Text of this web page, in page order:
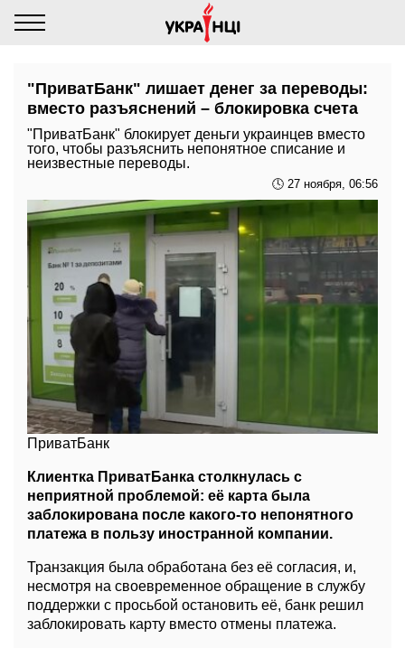
"ПриватБанк" лишает денег за переводы:
вместо разъяснений – блокировка счета
"ПриватБанк" блокирует деньги украинцев вместо
того, чтобы разъяснить непонятное списание и
неизвестные переводы.
🕓 27 ноября, 06:56
ПриватБанк
Клиентка ПриватБанка столкнулась с
неприятной проблемой: её карта была
заблокирована после какого-то непонятного
платежа в пользу иностранной компании.
Транзакция была обработана без её согласия, и,
несмотря на своевременное обращение в службу
поддержки с просьбой остановить её, банк решил
заблокировать карту вместо отмены платежа.